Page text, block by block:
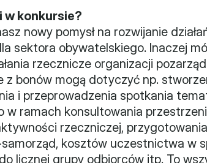
w konkursie?
nowy pomysł na rozwijanie
sektora obywatelskiego. Inaczej
rzecznicze organizacji
z bonów mogą dotyczyć np.
i przeprowadzenia spotkania
w ramach konsultowania
rzeczniczej,
kosztów uczestnictwa w
licznej grupy odbiorców itp. To